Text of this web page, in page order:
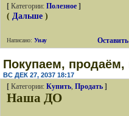
[ Категории: Полезное ]
( Дальше )
Написано: Унау
Покупаем,
ВС ДЕК 27, 2037 18:17
[ Категории: Купить, Продать ]
Наша ДО